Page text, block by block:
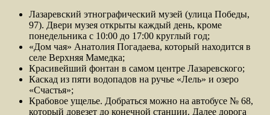
Лазаревский этнографический музей (улица Победы,
97). Двери музея открыты каждый день, кроме
понедельника с 10:00 до 17:00 круглый год;
«Дом чая» Анатолия Погадаева, который находится в
селе Верхняя Мамедка;
Красивейший фонтан в самом центре Лазаревского;
Каскад из пяти водопадов на ручье «Лель» и озеро
«Счастья»;
Крабовое ущелье. Добраться можно на автобусе № 68,
который довезет до конечной станции. Далее дорога